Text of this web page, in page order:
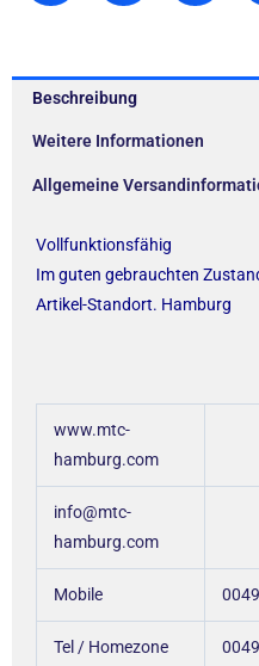
Beschreibung
Weitere Informationen
Allgemeine
Vollfunktionsfähig
Im guten gebrauchten
Artikel-Standort. Hamburg
www.mtc-
hamburg.com
info@mtc-
hamburg.com
Mobile
Tel / Homezone